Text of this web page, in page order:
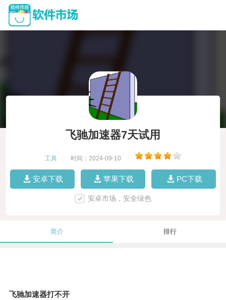
飞驰加速器7天试用
工具 时间：2024-09-10
安卓下载 苹果下载 PC下载
安卓市场，安全绿色
简介 排行
飞驰加速器打不开